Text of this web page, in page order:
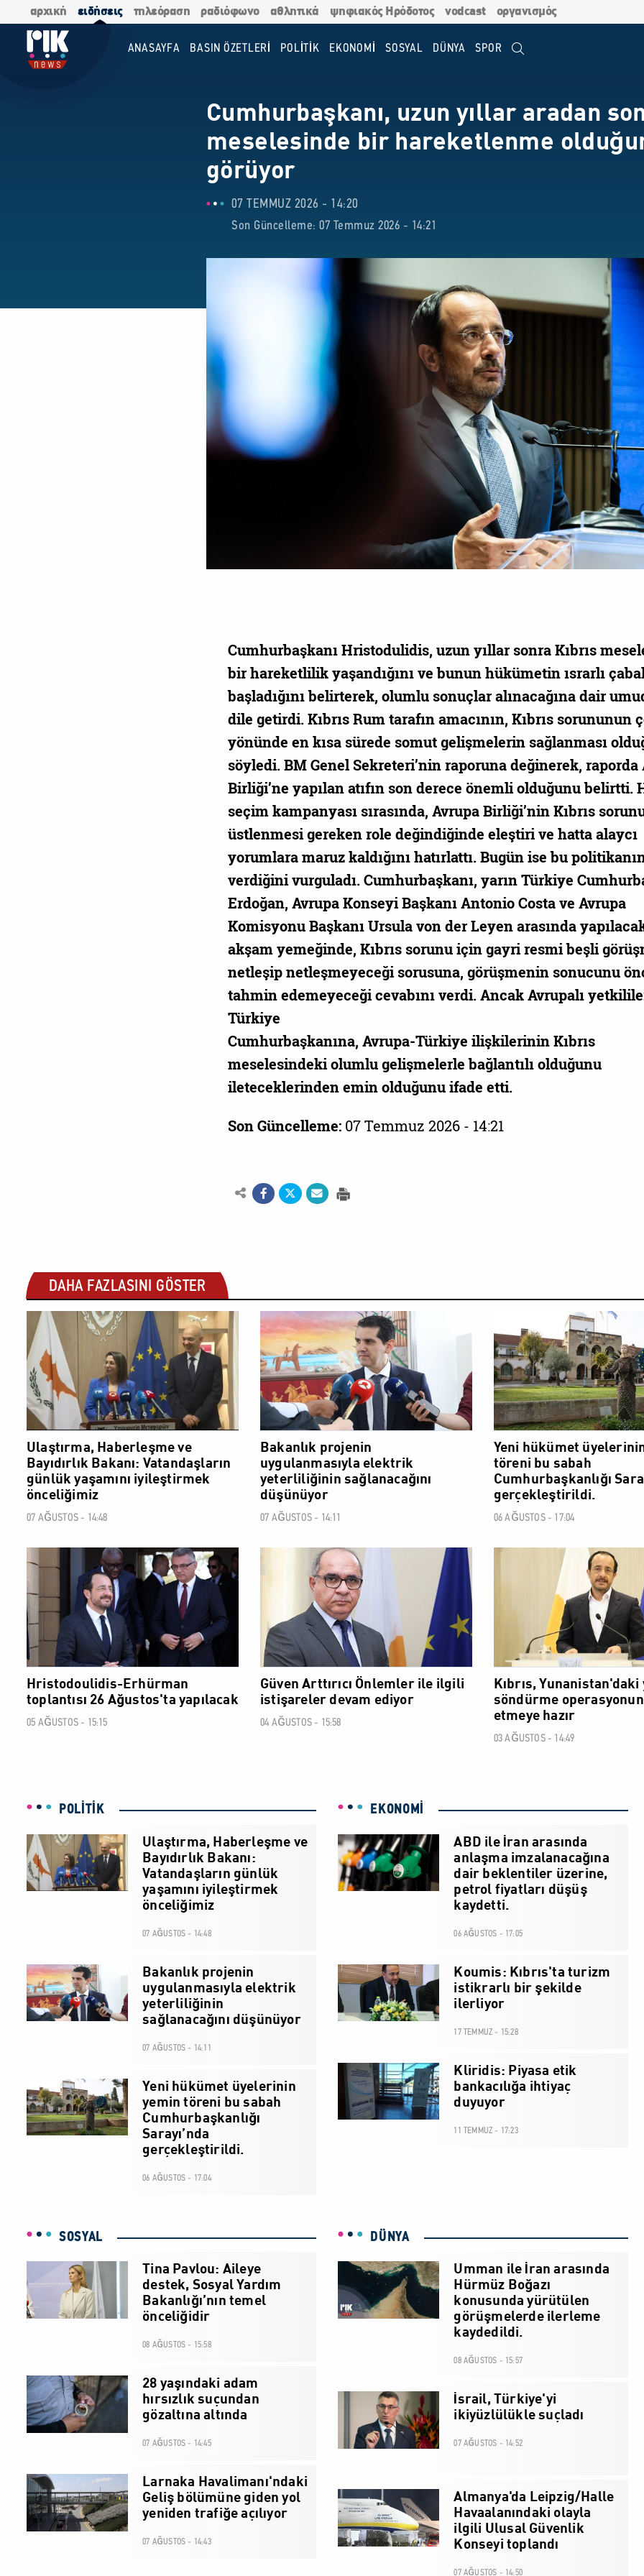
αρχική ειδήσεις τηλεόραση ραδιόφωνο αθλητικά ψηφιακός Ηρόδοτος vodcast οργανισμός
ANASAYFA BASIN ÖZETLERİ POLİTİK EKONOMİ SOSYAL DÜNYA SPOR
Cumhurbaşkanı, uzun yıllar aradan
meselesinde bir hareketlenme
görüyor
07 TEMMUZ 2026 - 14:20
Son Güncelleme: 07 Temmuz 2026 - 14:21
Cumhurbaşkanı Hristodulidis, uzun yıllar sonra Kıbrıs
bir hareketlilik yaşandığını ve bunun hükümetin ısrarlı
başladığını belirterek, olumlu sonuçlar alınacağına dair
dile getirdi. Kıbrıs Rum tarafın amacının, Kıbrıs sorununun
yönünde en kısa sürede somut gelişmelerin sağlanması
söyledi. BM Genel Sekreteri’nin raporuna değinerek, raporda
Birliği’ne yapılan atıfın son derece önemli olduğunu belirtti.
seçim kampanyası sırasında, Avrupa Birliği’nin Kıbrıs
üstlenmesi gereken role değindiğinde eleştiri ve hatta alaycı
yorumlara maruz kaldığını hatırlattı. Bugün ise bu
verdiğini vurguladı. Cumhurbaşkanı, yarın Türkiye
Erdoğan, Avrupa Konseyi Başkanı Antonio Costa ve Avrupa
Komisyonu Başkanı Ursula von der Leyen arasında
akşam yemeğinde, Kıbrıs sorunu için gayri resmi beşli
netleşip netleşmeyeceği sorusuna, görüşmenin sonucunu
tahmin edemeyeceği cevabını verdi. Ancak Avrupalı
Türkiye
Cumhurbaşkanına, Avrupa-Türkiye ilişkilerinin Kıbrıs
meselesindeki olumlu gelişmelerle bağlantılı olduğunu
ileteceklerinden emin olduğunu ifade etti.
Son Güncelleme: 07 Temmuz 2026 - 14:21
DAHA FAZLASINI GÖSTER
POLİTİK
Ulaştırma, Haberleşme ve
Bayıdırlık Bakanı: Vatandaşların
günlük yaşamını iyileştirmek
önceliğimiz
07 AĞUSTOS - 14:48
Bakanlık projenin
uygulanmasıyla elektrik
yeterliliğinin sağlanacağını
düşünüyor
07 AĞUSTOS - 14:11
Yeni hükümet
töreni bu sabah
Cumhurbaşkanlığı
gerçekleştirildi.
06 AĞUSTOS - 17:04
POLİTİK
Hristodoulidis-Erhürman
toplantısı 26 Ağustos'ta yapılacak
05 AĞUSTOS - 15:15
POLİTİK
Güven Arttırıcı Önlemler ile ilgili
istişareler devam ediyor
04 AĞUSTOS - 15:58
Kıbrıs, Yunanistan'daki
söndürme
etmeye hazır
03 AĞUSTOS - 14:49
POLİTİK
Ulaştırma, Haberleşme ve
Bayıdırlık Bakanı:
Vatandaşların günlük
yaşamını iyileştirmek
önceliğimiz
07 AĞUSTOS - 14:48
Bakanlık projenin
uygulanmasıyla elektrik
yeterliliğinin
sağlanacağını düşünüyor
07 AĞUSTOS - 14:11
Yeni hükümet üyelerinin
yemin töreni bu sabah
Cumhurbaşkanlığı
Sarayı’nda
gerçekleştirildi.
06 AĞUSTOS - 17:04
EKONOMİ
ABD ile İran arasında
anlaşma imzalanacağına
dair beklentiler üzerine,
petrol fiyatları düşüş
kaydetti.
06 AĞUSTOS - 17:05
Koumis: Kıbrıs'ta turizm
istikrarlı bir şekilde
ilerliyor
17 TEMMUZ - 15:28
Kliridis: Piyasa etik
bankacılığa ihtiyaç
duyuyor
11 TEMMUZ - 17:23
SOSYAL
Tina Pavlou: Aileye
destek, Sosyal Yardım
Bakanlığı’nın temel
önceliğidir
08 AĞUSTOS - 15:58
28 yaşındaki adam
hırsızlık suçundan
gözaltına altında
07 AĞUSTOS - 14:45
Larnaka Havalimanı'ndaki
Geliş bölümüne giden yol
yeniden trafiğe açılıyor
07 AĞUSTOS - 14:43
DÜNYA
Umman ile İran arasında
Hürmüz Boğazı
konusunda yürütülen
görüşmelerde ilerleme
kaydedildi.
08 AĞUSTOS - 15:57
İsrail, Türkiye'yi
ikiyüzlülükle suçladı
07 AĞUSTOS - 14:52
Almanya'da Leipzig/Halle
Havaalanındaki olayla
ilgili Ulusal Güvenlik
Konseyi toplandı
07 AĞUSTOS - 14:50